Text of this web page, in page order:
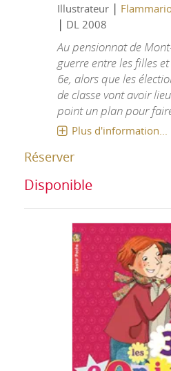
Illustrateur |
| DL 2008
Au pensionnat de
guerre entre les filles
6e, alors que les
de classe vont avoir
point un plan pour
Plus d'information...
Réserver
Disponible